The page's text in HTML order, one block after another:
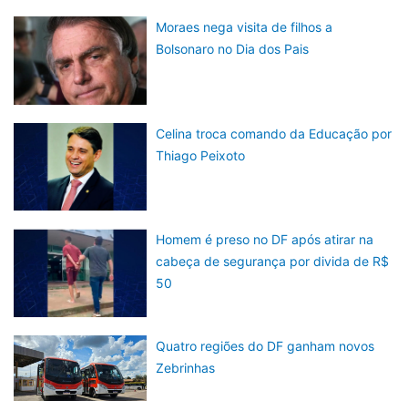
Moraes nega visita de filhos a
Bolsonaro no Dia dos Pais
Celina troca comando da Educação por
Thiago Peixoto
Homem é preso no DF após atirar na
cabeça de segurança por divida de R$
50
Quatro regiões do DF ganham novos
Zebrinhas